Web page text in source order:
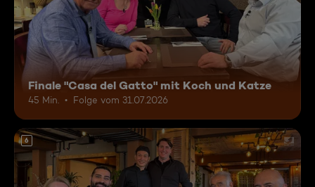
Finale "Casa del Gatto" mit Koch und Katze
45 Min. Folge vom 31.07.2026
6